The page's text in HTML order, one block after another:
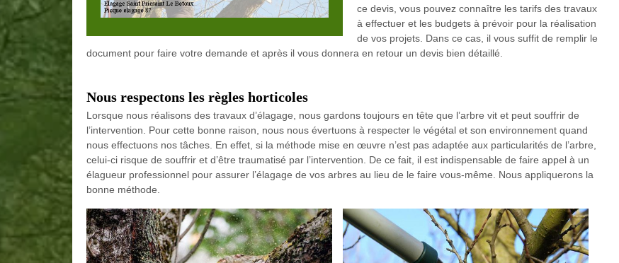
ce devis, vous pouvez connaître les tarifs des travaux
à effectuer et les budgets à prévoir pour la réalisation
de vos projets. Dans ce cas, il vous suffit de remplir le
document pour faire votre demande et après il vous donnera en retour un devis bien détaillé.
Nous respectons les règles horticoles
Lorsque nous réalisons des travaux d’élagage, nous gardons toujours en tête que l’arbre vit et peut souffrir de
l’intervention. Pour cette bonne raison, nous nous évertuons à respecter le végétal et son environnement quand
nous effectuons nos tâches. En effet, si la méthode mise en œuvre n’est pas adaptée aux particularités de l’arbre,
celui-ci risque de souffrir et d’être traumatisé par l’intervention. De ce fait, il est indispensable de faire appel à un
élagueur professionnel pour assurer l’élagage de vos arbres au lieu de le faire vous-même. Nous appliquerons la
bonne méthode.